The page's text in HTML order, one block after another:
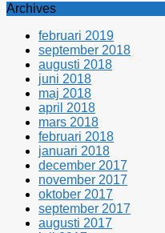
Archives
februari 2019
september 2018
augusti 2018
juni 2018
maj 2018
april 2018
mars 2018
februari 2018
januari 2018
december 2017
november 2017
oktober 2017
september 2017
augusti 2017